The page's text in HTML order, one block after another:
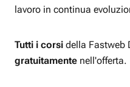
lavoro in continua
Tutti i corsi della Fastweb
gratuitamente nell'offerta.